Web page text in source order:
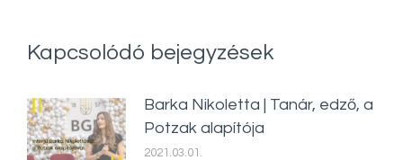
Kapcsolódó bejegyzések
Barka Nikoletta | Tanár, edző, a
Potzak alapítója
2021.03.01.